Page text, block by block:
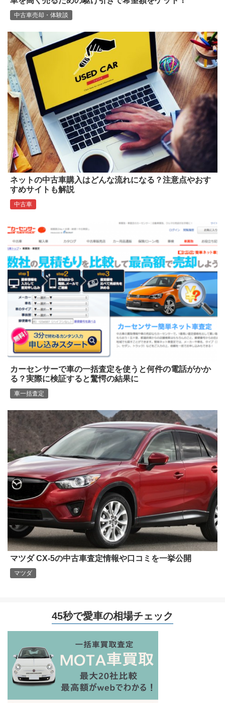
中古車売却・体験談
ネットの中古車購入はどんな流れになる？注意点やおす
すめサイトも解説
中古車
カーセンサーで車の一括査定を使うと何件の電話がかか
る？実際に検証すると驚愕の結果に
車一括査定
マツダ CX-5の中古車査定情報や口コミを一挙公開
マツダ
45秒で愛車の相場チェック